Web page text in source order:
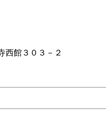
西館３０３－２